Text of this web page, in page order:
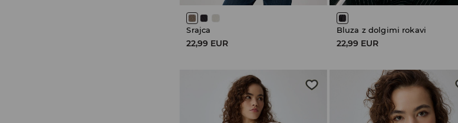
Srajca
22,99 EUR
Bluza z dolgimi rokavi
22,99 EUR